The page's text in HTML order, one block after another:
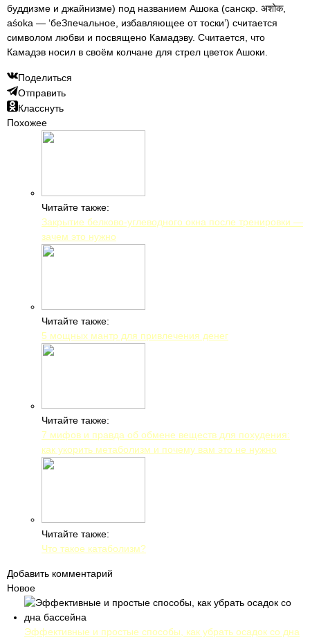
буддизме и джайнизме) под названием Ашока (санскр. अशोक,
aśoka — ‘беЗпечальное, избавляющее от тоски’) считается
символом любви и посвящено Камадэву. Считается, что
Камадэв носил в своём колчане для стрел цветок Ашоки.
Поделиться
Отправить
Класснуть
Похожее
Читайте также:
Закрытие белково-углеводного окна после тренировки —
зачем это нужно
Читайте также:
5 мощных мантр для привлечения денег
Читайте также:
7 мифов и правда об обмене веществ для похудения:
как укорить метаболизм и почему вам это не нужно
Читайте также:
Что такое катаболизм?
Добавить комментарий
Новое
Эффективные и простые способы, как убрать осадок со дна